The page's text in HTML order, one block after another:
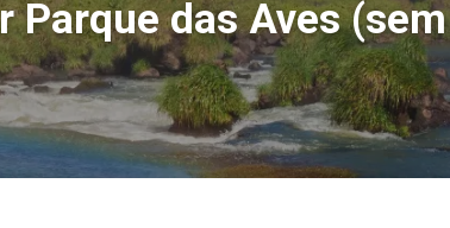
Parque das Aves
Outubro 2026